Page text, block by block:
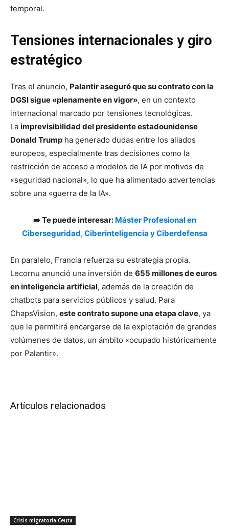
temporal.
Tensiones internacionales y giro
estratégico
Tras el anuncio, Palantir aseguró que su contrato con la
DGSI sigue «plenamente en vigor», en un contexto
internacional marcado por tensiones tecnológicas.
La imprevisibilidad del presidente estadounidense
Donald Trump ha generado dudas entre los aliados
europeos, especialmente tras decisiones como la
restricción de acceso a modelos de IA por motivos de
«seguridad nacional», lo que ha alimentado advertencias
sobre una «guerra de la IA».
➡️ Te puede interesar: Máster Profesional en
Ciberseguridad, Ciberinteligencia y Ciberdefensa
En paralelo, Francia refuerza su estrategia propia.
Lecornu anunció una inversión de 655 millones de euros
en inteligencia artificial, además de la creación de
chatbots para servicios públicos y salud. Para
ChapsVision, este contrato supone una etapa clave, ya
que le permitirá encargarse de la explotación de grandes
volúmenes de datos, un ámbito «ocupado históricamente
por Palantir».
Artículos relacionados
Crisis migratoria Ceuta